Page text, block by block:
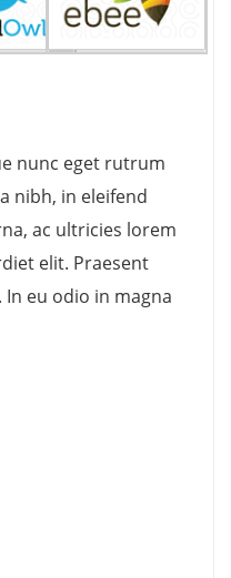
nunc eget rutrum
nibh, in eleifend
ac ultricies lorem
elit. Praesent
eu odio in magna